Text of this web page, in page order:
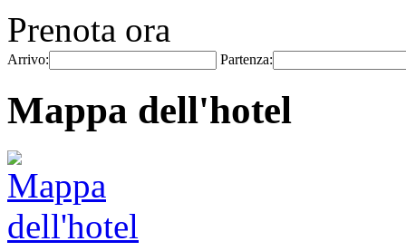
Prenota ora
Arrivo: Partenza:
Mappa dell'hotel